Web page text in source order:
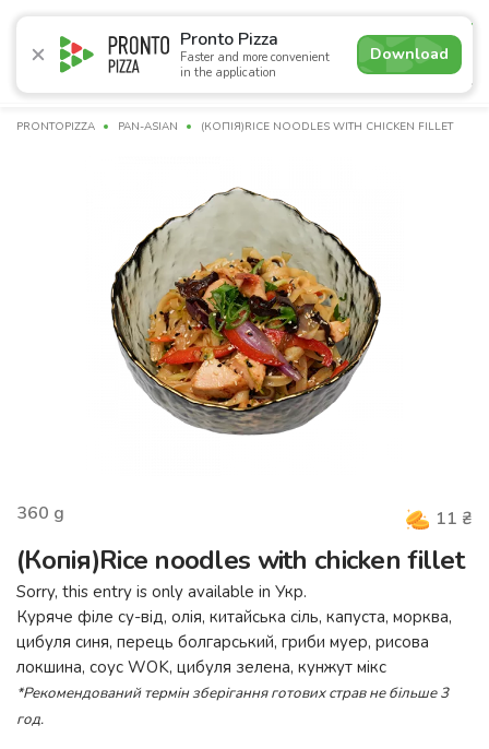
Pronto Pizza
Faster and more convenient
in the application
Download
4.8
Promotions Pizza Sushi Сombo Menu
PRONTOPIZZA PAN-ASIAN (КОПІЯ)RICE NOODLES WITH CHICKEN FILLET
360 g 11 ₴
(Копія)Rice noodles with chicken fillet
Sorry, this entry is only available in Укр.
Куряче філе су-від, олія, китайська сіль, капуста, морква,
цибуля синя, перець болгарський, гриби муер, рисова
локшина, соус WOK, цибуля зелена, кунжут мікс
*Рекомендований термін зберігання готових страв не більше 3
год.